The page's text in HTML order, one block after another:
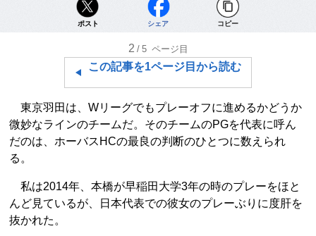
ポスト シェア コピー
2 /5 ページ目
この記事を1ページ目から読む
東京羽田は、Wリーグでもプレーオフに進めるかどうか
微妙なラインのチームだ。そのチームのPGを代表に呼ん
だのは、ホーバスHCの最良の判断のひとつに数えられ
る。
私は2014年、本橋が早稲田大学3年の時のプレーをほと
んど見ているが、日本代表での彼女のプレーぶりに度肝を
抜かれた。